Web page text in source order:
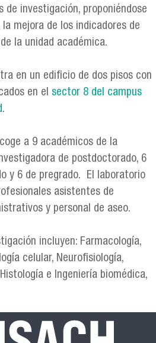
de investigación, proponiéndose
mejora de los indicadores de
la unidad académica.
en un edificio de dos pisos con
en el sector 8 del campus
.
a 9 académicos de la
de postdoctorado, 6
y 6 de pregrado. El laboratorio
asistentes de
y personal de aseo.
incluyen: Farmacología,
celular, Neurofisiología,
e Ingeniería biomédica,